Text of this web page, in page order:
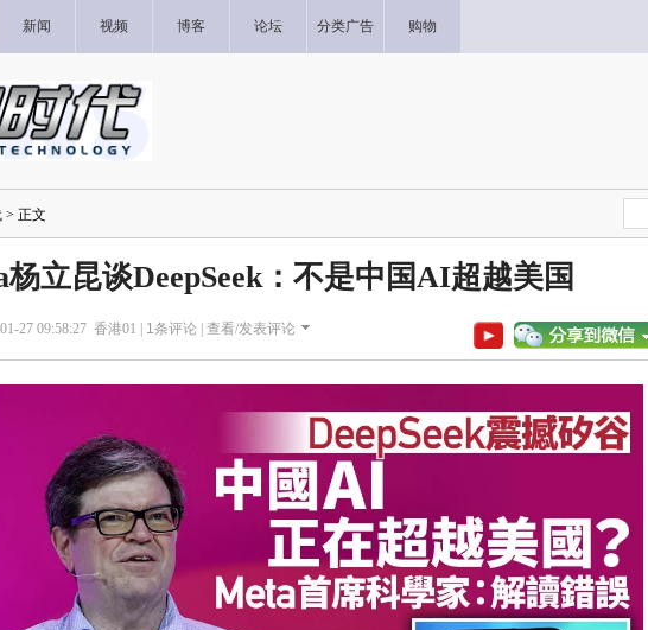
新闻 视频 博客 论坛 分类广告 购物
> 正文
立昆谈DeepSeek：不是中国AI超越美国
27 09:58:27 香港01 | 1条评论 | 查看/发表评论